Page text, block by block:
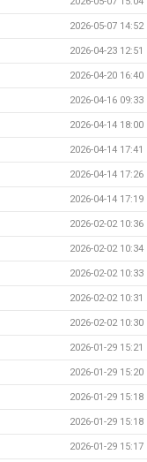
2026-05-07 14:52
2026-04-23 12:51
2026-04-20 16:40
2026-04-16 09:33
2026-04-14 18:00
2026-04-14 17:41
2026-04-14 17:26
2026-04-14 17:19
2026-02-02 10:36
2026-02-02 10:34
2026-02-02 10:33
2026-02-02 10:31
2026-02-02 10:30
2026-01-29 15:21
2026-01-29 15:20
2026-01-29 15:18
2026-01-29 15:18
2026-01-29 15:17